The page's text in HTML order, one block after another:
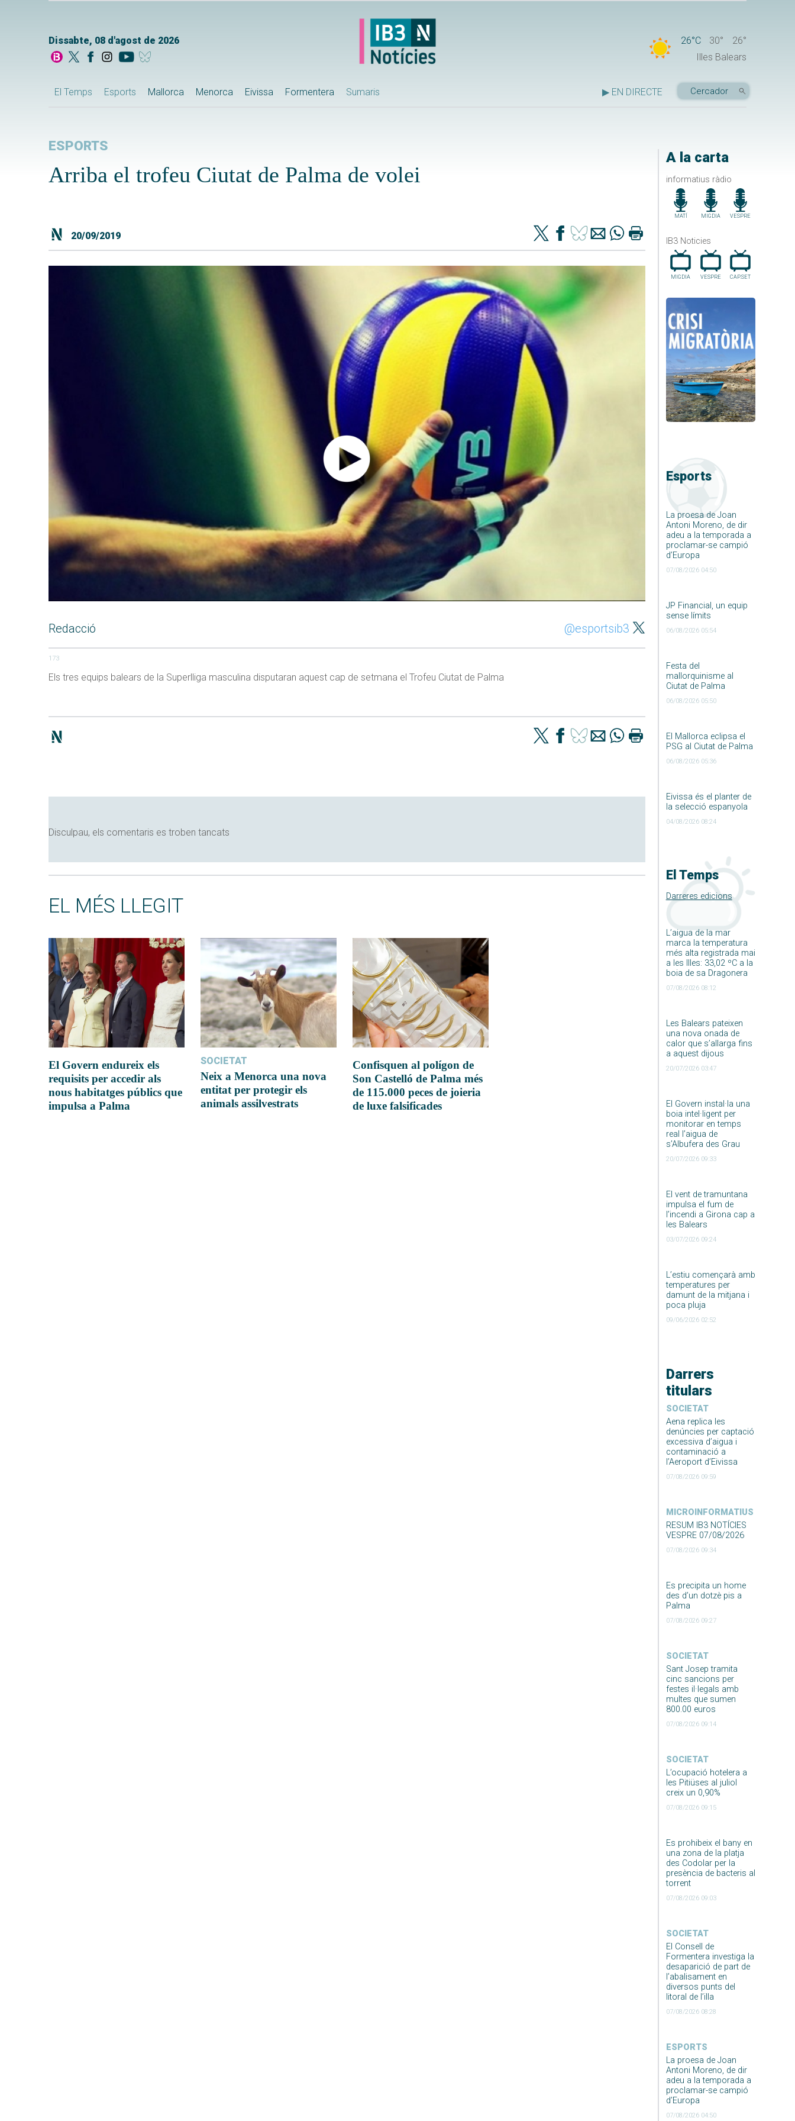
Dissabte, 08 d'agost de 2026 26°C 30°
26°
Illes Balears
El Temps Esports Mallorca Menorca Eivissa Formentera Sumaris ▶ EN DIRECTE
A la carta
informatius ràdio
MATÍ MIGDIA VESPRE
IB3 Noticies
MIGDIA VESPRE CAP.SET
Esports
La proesa de Joan
Antoni Moreno, de dir
adeu a la temporada a
proclamar-se campió
d’Europa
07/08/2026 04:50
JP Financial, un equip
sense límits
06/08/2026 05:54
Festa del
mallorquinisme al
Ciutat de Palma
06/08/2026 05:50
El Mallorca eclipsa el
PSG al Ciutat de Palma
06/08/2026 05:36
Eivissa és el planter de
la selecció espanyola
04/08/2026 08:24
El Temps
Darreres edicions
L’aigua de la mar
marca la temperatura
més alta registrada mai
a les Illes: 33,02 ºC a la
boia de sa Dragonera
07/08/2026 08:12
Les Balears pateixen
una nova onada de
calor que s’allarga fins
a aquest dijous
20/07/2026 03:47
El Govern instal·la una
boia intel·ligent per
monitorar en temps
real l’aigua de
s’Albufera des Grau
20/07/2026 09:33
El vent de tramuntana
impulsa el fum de
l’incendi a Girona cap a
les Balears
03/07/2026 09:24
L’estiu començarà amb
temperatures per
damunt de la mitjana i
poca pluja
09/06/2026 02:52
Darrers
titulars
SOCIETAT
Aena replica les
denúncies per captació
excessiva d’aigua i
contaminació a
l’Aeroport d’Eivissa
07/08/2026 09:59
MICROINFORMATIUS
RESUM IB3 NOTÍCIES
VESPRE 07/08/2026
07/08/2026 09:34
Es precipita un home
des d’un dotzè pis a
Palma
07/08/2026 09:27
SOCIETAT
Sant Josep tramita
cinc sancions per
festes il·legals amb
multes que sumen
800.00 euros
07/08/2026 09:14
SOCIETAT
L’ocupació hotelera a
les Pitiüses al juliol
creix un 0,90%
07/08/2026 09:15
Es prohibeix el bany en
una zona de la platja
des Codolar per la
presència de bacteris al
torrent
07/08/2026 09:03
SOCIETAT
El Consell de
Formentera investiga la
desaparició de part de
l’abalisament en
diversos punts del
litoral de l’illa
07/08/2026 08:28
ESPORTS
La proesa de Joan
Antoni Moreno, de dir
adeu a la temporada a
proclamar-se campió
d’Europa
07/08/2026 04:50
ESPORTS
Arriba el trofeu Ciutat de Palma de volei
20/09/2019
Redacció @esportsib3
173
Els tres equips balears de la Superlliga masculina disputaran aquest cap de setmana el Trofeu Ciutat de Palma
Disculpau, els comentaris es troben tancats
EL MÉS LLEGIT
El Govern endureix els
requisits per accedir als
nous habitatges públics que
impulsa a Palma
SOCIETAT
Neix a Menorca una nova
entitat per protegir els
animals assilvestrats
Confisquen al polígon de
Son Castelló de Palma més
de 115.000 peces de joieria
de luxe falsificades